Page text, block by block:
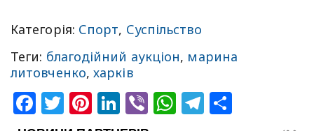
Категорія: Спорт, Суспільство
Теги: благодійний аукціон, марина
литовченко,харків
Facebook
Twitter
Pinterest
LinkedIn
ViberWhatsApp
Telegram